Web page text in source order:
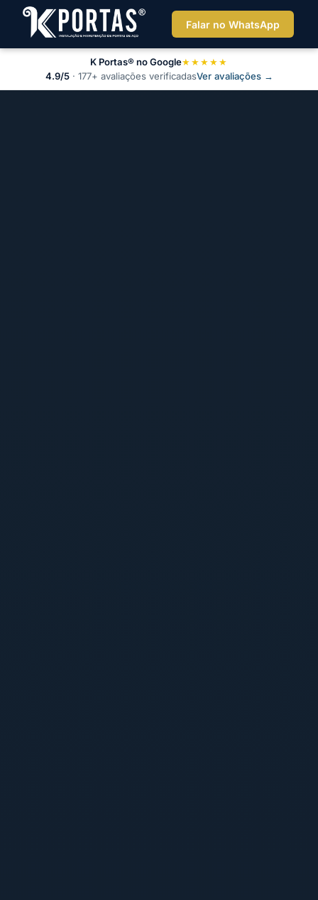
Falar no WhatsApp
K Portas® no Google★★★★★
4.9/5· 177+ avaliações verificadasVer avaliações →